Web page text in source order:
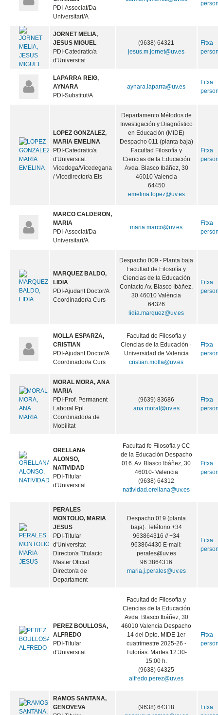
PDI-Associat/Da
Universitari/A
JORNET MELIA,
JESUS MIGUEL
PDI-Catedratic/a
d'Universitat
(9638) 64321
jesus.m.jornet@uv.es
Fitxa
LAPARRA REIG,
AYNARA
PDI-Substitut/A
aynara.laparra@uv.es
Fitxa
LOPEZ GONZALEZ,
MARIA EMELINA
PDI-Catedratic/a
d'Universitat
Vicedega/Vicedegana
/ Vicedirector/a Ets
Departamento Métodos de
Investigación y Diagnóstico
en Educación (MIDE)
Despacho 011 (planta baja)
Facultad Filosofía y
Ciencias de la Educación
Avda. Blasco Ibáñez, 30
46010 Valencia
64450
emelina.lopez@uv.es
Fitxa
MARCO CALDERON,
MARIA
PDI-Associat/Da
Universitari/A
maria.marco@uv.es
Fitxa
MARQUEZ BALDO,
LIDIA
PDI-Ajudant Doctor/A
Coordinador/a Curs
Despacho 009 - Planta baja
Facultad de Filosofía y
Ciencias de la Educación
Contacto Av. Blasco Ibáñez,
30 46010 València
64326
lidia.marquez@uv.es
Fitxa
MOLLA ESPARZA,
CRISTIAN
PDI-Ajudant Doctor/A
Coordinador/a Curs
Facultad de Filosofía y
Ciencias de la Educación ·
Universidad de Valencia
cristian.molla@uv.es
Fitxa
MORAL MORA, ANA
MARIA
PDI-Prof. Permanent
Laboral Ppl
Coordinador/a de
Mobilitat
(9639) 83686
ana.moral@uv.es
Fitxa
ORELLANA
ALONSO,
NATIVIDAD
PDI-Titular
d'Universitat
Facultad fe Filosofía y CC
de la Educación Despacho
016. Av. Blasco Ibáñez, 30
46010- Valencia
(9638) 64312
natividad.orellana@uv.es
Fitxa
PERALES
MONTOLIO, MARIA
JESUS
PDI-Titular
d'Universitat
Director/a Titulacio
Master Oficial
Director/a de
Departament
Despacho 019 (planta
baja). Teléfono +34
963864316 // +34
963864430 E-mail:
perales@uv.es
96 3864316
maria.j.perales@uv.es
Fitxa
PEREZ BOULLOSA,
ALFREDO
PDI-Titular
d'Universitat
Facultad de Filosofía y
Ciencias de la Educación
Avda. Blasco Ibáñez, 30
46010 Valencia Despacho
14 del Dpto. MIDE 1er
cuatrimestre 2025-26 -
Tutorías: Martes 12:30-
15:00 h.
(9638) 64325
alfredo.perez@uv.es
Fitxa
RAMOS SANTANA,
GENOVEVA
(9638) 64318
Fitxa